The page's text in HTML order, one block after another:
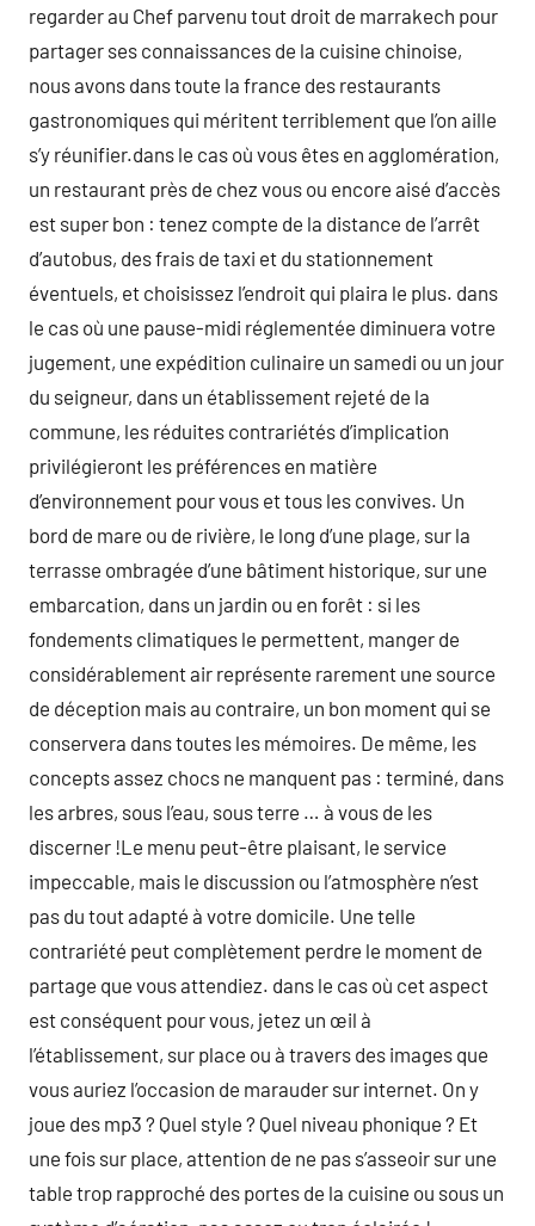
regarder au Chef parvenu tout droit de marrakech pour
partager ses connaissances de la cuisine chinoise,
nous avons dans toute la france des restaurants
gastronomiques qui méritent terriblement que l’on aille
s’y réunifier.dans le cas où vous êtes en agglomération,
un restaurant près de chez vous ou encore aisé d’accès
est super bon : tenez compte de la distance de l’arrêt
d’autobus, des frais de taxi et du stationnement
éventuels, et choisissez l’endroit qui plaira le plus. dans
le cas où une pause-midi réglementée diminuera votre
jugement, une expédition culinaire un samedi ou un jour
du seigneur, dans un établissement rejeté de la
commune, les réduites contrariétés d’implication
privilégieront les préférences en matière
d’environnement pour vous et tous les convives. Un
bord de mare ou de rivière, le long d’une plage, sur la
terrasse ombragée d’une bâtiment historique, sur une
embarcation, dans un jardin ou en forêt : si les
fondements climatiques le permettent, manger de
considérablement air représente rarement une source
de déception mais au contraire, un bon moment qui se
conservera dans toutes les mémoires. De même, les
concepts assez chocs ne manquent pas : terminé, dans
les arbres, sous l’eau, sous terre … à vous de les
discerner !Le menu peut-être plaisant, le service
impeccable, mais le discussion ou l’atmosphère n’est
pas du tout adapté à votre domicile. Une telle
contrariété peut complètement perdre le moment de
partage que vous attendiez. dans le cas où cet aspect
est conséquent pour vous, jetez un œil à
l’établissement, sur place ou à travers des images que
vous auriez l’occasion de marauder sur internet. On y
joue des mp3 ? Quel style ? Quel niveau phonique ? Et
une fois sur place, attention de ne pas s’asseoir sur une
table trop rapproché des portes de la cuisine ou sous un